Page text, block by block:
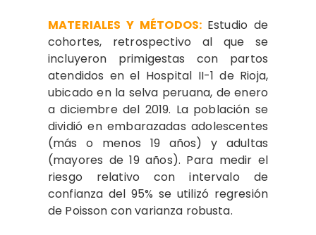
MATERIALES Y MÉTODOS: Estudio de
cohortes, retrospectivo al que se
incluyeron primigestas con partos
atendidos en el Hospital II-1 de Rioja,
ubicado en la selva peruana, de enero
a diciembre del 2019. La población se
dividió en embarazadas adolescentes
(más o menos 19 años) y adultas
(mayores de 19 años). Para medir el
riesgo relativo con intervalo de
confianza del 95% se utilizó regresión
de Poisson con varianza robusta.